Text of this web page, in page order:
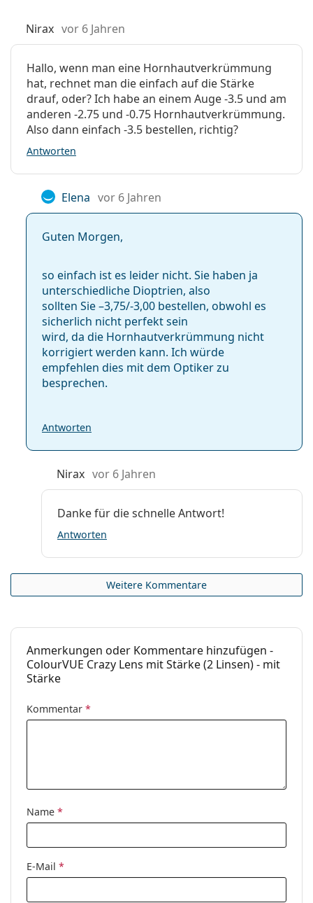
Nirax vor 6 Jahren
Hallo, wenn man eine Hornhautverkrümmung
hat, rechnet man die einfach auf die Stärke
drauf, oder? Ich habe an einem Auge -3.5 und am
anderen -2.75 und -0.75 Hornhautverkrümmung.
Also dann einfach -3.5 bestellen, richtig?
Antworten
Elena vor 6 Jahren
Guten Morgen,
so einfach ist es leider nicht. Sie haben ja
unterschiedliche Dioptrien, also
sollten Sie –3,75/-3,00 bestellen, obwohl es
sicherlich nicht perfekt sein
wird, da die Hornhautverkrümmung nicht
korrigiert werden kann. Ich würde
empfehlen dies mit dem Optiker zu
besprechen.
Antworten
Nirax vor 6 Jahren
Danke für die schnelle Antwort!
Antworten
Weitere Kommentare
Anmerkungen oder Kommentare hinzufügen -
ColourVUE Crazy Lens mit Stärke (2 Linsen) - mit
Stärke
Kommentar *
Name *
E-Mail *